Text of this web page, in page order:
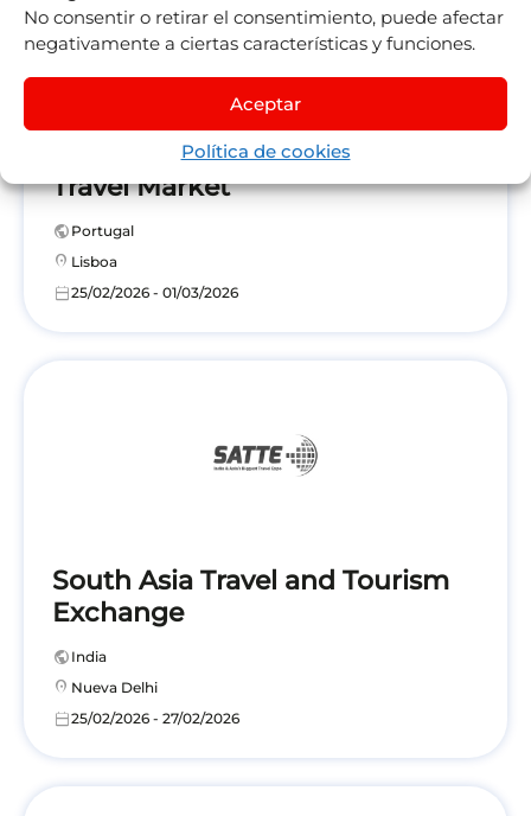
No consentir o retirar el consentimiento, puede afectar
negativamente a ciertas características y funciones.
Aceptar
Política de cookies
BTL – Better Tourism Lisbon
Travel Market
public Portugal
location_on Lisboa
calendar_today25/02/2026 - 01/03/2026
South Asia Travel and Tourism
Exchange
public India
location_on Nueva Delhi
calendar_today25/02/2026 - 27/02/2026